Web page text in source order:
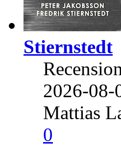
Stiernstedt
2026-08-
Mattias
0